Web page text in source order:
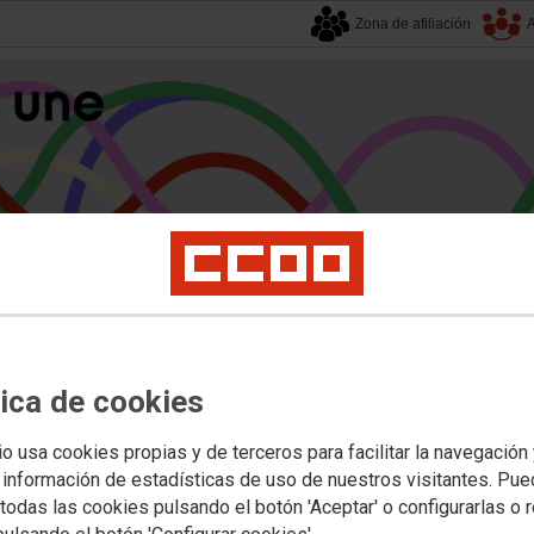
de cookies
usa cookies propias y de terceros para facilitar la navegación
de estadísticas de uso de nuestros visitantes.
las cookies pulsando el botón 'Aceptar' o configurarlas o
Zona de afiliación
Universidad Privada Política Educativa
Andaluza y Estatal
de 17 de septiembre, de